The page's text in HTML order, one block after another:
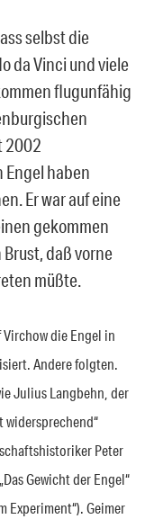
selbst die
da Vinci und viele
flugunfähig
2002
Engel haben
Er war auf eine
gekommen
daß vorne
müßte.
die Engel in
Andere folgten.
Julius Langbehn, der
widersprechend“
Peter
Gewicht der Engel“
Experiment“). Geimer